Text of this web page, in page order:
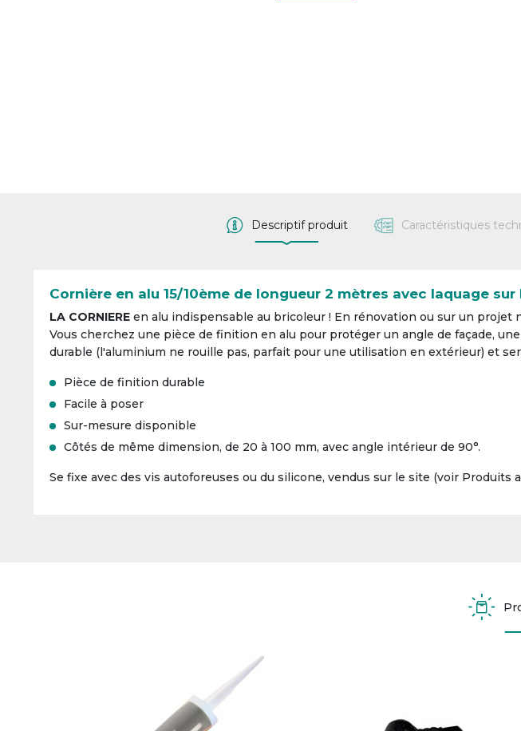
Descriptif produit Caractéristiques
Cornière en alu 15/10ème de longueur 2 mètres avec laquage
LA CORNIERE en alu indispensable au bricoleur ! En rénovation ou sur un
Vous cherchez une pièce de finition en alu pour protéger un angle de façade,
durable (l'aluminium ne rouille pas, parfait pour une utilisation en extérieur) et
Pièce de finition durable
Facile à poser
Sur-mesure disponible
Côtés de même dimension, de 20 à 100 mm, avec angle intérieur de 90°.
Se fixe avec des vis autoforeuses ou du silicone, vendus sur le site (voir Produits